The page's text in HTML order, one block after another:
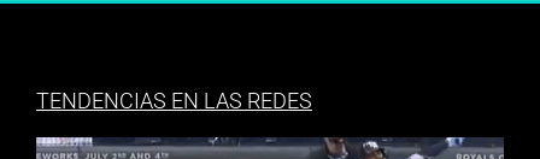
TENDENCIAS EN LAS REDES